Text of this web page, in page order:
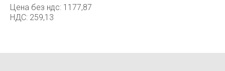
Цена без ндс: 1177,87
НДС: 259,13